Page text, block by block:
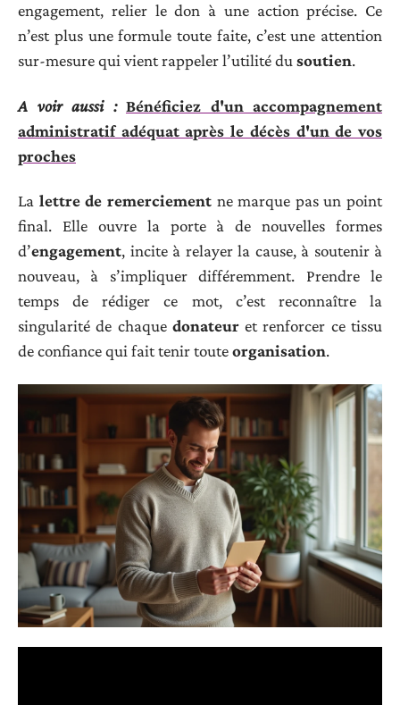
engagement, relier le don à une action précise. Ce
n’est plus une formule toute faite, c’est une attention
sur-mesure qui vient rappeler l’utilité dusoutien.
A voir aussi : Bénéficiez d'un accompagnement
administratif adéquat après le décès d'un de vos
proches
La lettre de remerciementne marque pas un point
final. Elle ouvre la porte à de nouvelles formes
d’engagement, incite à relayer la cause, à soutenir à
nouveau, à s’impliquer différemment. Prendre le
temps de rédiger ce mot, c’est reconnaître la
singularité de chaque donateuret renforcer ce tissu
de confiance qui fait tenir touteorganisation.